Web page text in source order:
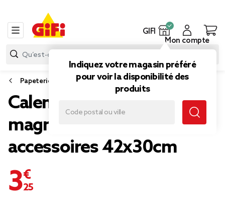
GIFI
Indiquez votre magasin préféré
pour voir la disponibilité des
produits
Mon compte
Papeterie et fournitures bureau
Calendrier mensuel
magnétique et 7
accessoires 42x30cm
3,25 €